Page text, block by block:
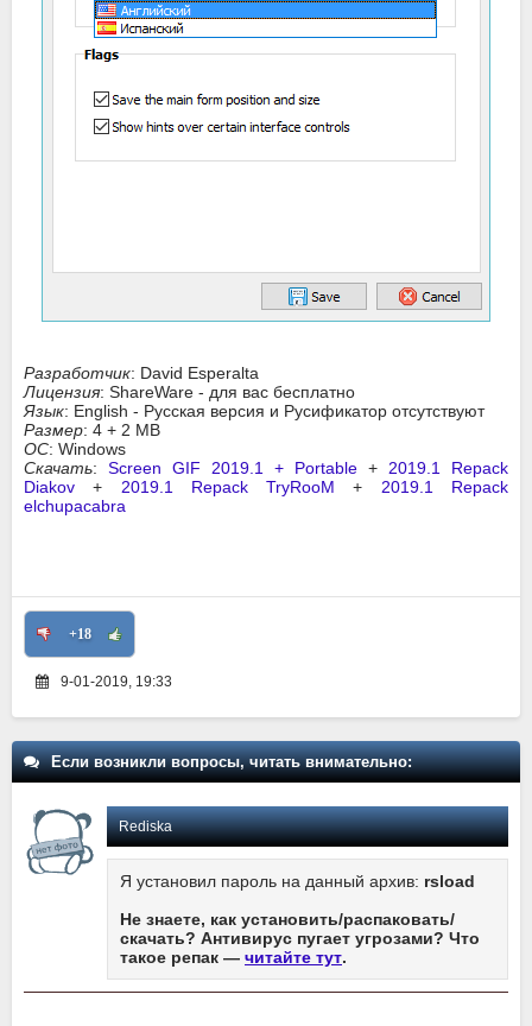
Разработчик: David Esperalta
Лицензия: ShareWare - для вас бесплатно
Язык: English - Русская версия и Русификатор отсутствуют
Размер: 4 + 2 MB
ОС: Windows
Скачать: Screen GIF 2019.1 + Portable + 2019.1 Repack
Diakov + 2019.1 Repack TryRooM + 2019.1 Repack
elchupacabra
+18
9-01-2019, 19:33
Если возникли вопросы, читать внимательно:
Rediska
Я установил пароль на данный архив: rsload
Не знаете, как установить/распаковать/
скачать? Антивирус пугает угрозами? Что
такое репак — читайте тут.